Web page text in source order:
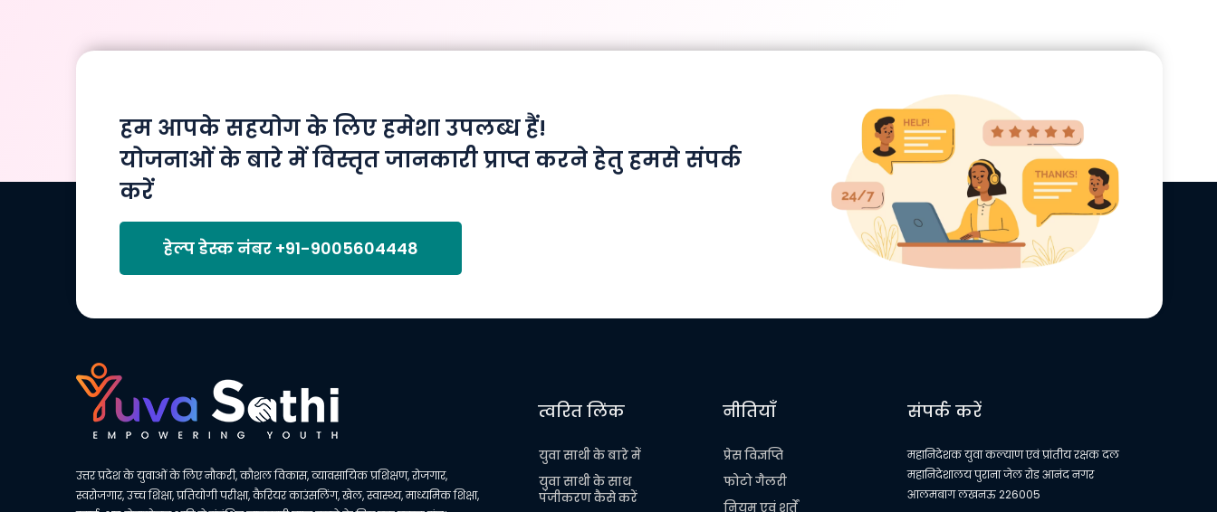
हम आपके सहयोग के लिए हमेशा उपलब्ध हैं!
योजनाओं के बारे में विस्तृत जानकारी प्राप्त करने हेतु हमसे संपर्क
करें
हेल्प डेस्क नंबर +91-9005604448
उत्तर प्रदेश के युवाओं के लिए नौकरी, कौशल विकास, व्यावसायिक प्रशिक्षण, रोजगार,
स्वरोजगार, उच्च शिक्षा, प्रतियोगी परीक्षा, कैरियर काउंसलिंग, खेल, स्वास्थ्य, माध्यमिक शिक्षा,
त्वरित लिंक
युवा साथी के बारे में
युवा साथी के साथ
पंजीकरण कैसे करें
नीतियाँ
प्रेस विज्ञप्ति
फोटो गैलरी
नियम एवं शर्तें
संपर्क करें
महानिदेशक युवा कल्याण एवं प्रांतीय रक्षक दल
महानिदेशालय पुराना जेल रोड आनंद नगर
आलमबाग लखनऊ 226005